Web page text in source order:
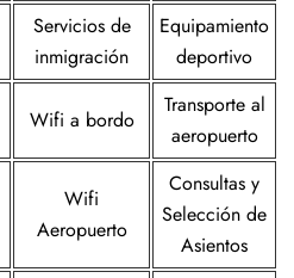
Servicios de
inmigración
Equipamiento
deportivo
Wifi a bordo
Transporte al
aeropuerto
Wifi
Aeropuerto
Consultas y
Selección de
Asientos